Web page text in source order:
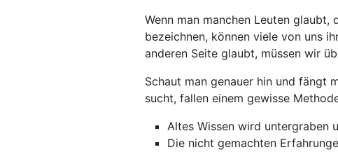
Wenn man manchen Leuten
bezeichnen, können viele von uns
anderen Seite glaubt, müssen wir
Schaut man genauer hin und fängt
sucht, fallen einem gewisse
Altes Wissen wird untergraben
Die nicht gemachten